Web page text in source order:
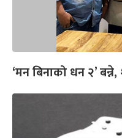
‘मन बिनाको धन २’